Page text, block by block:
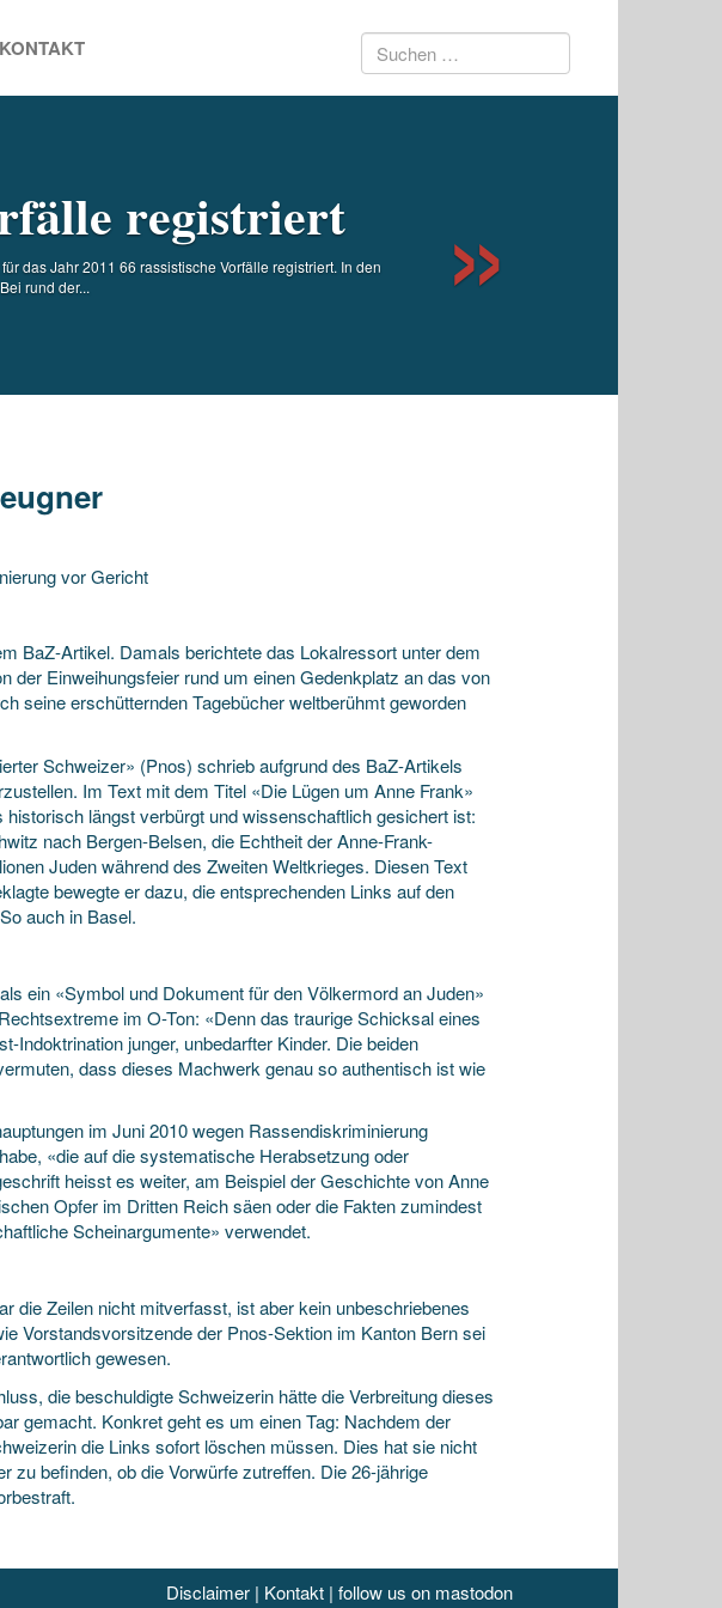
KONTAKT Suchen
registriert
das Jahr 2011 66 rassistische Vorfälle registriert. In den
rund der...
vor Gericht
BaZ-Artikel. Damals berichtete das Lokalressort unter dem
der Einweihungsfeier rund um einen Gedenkplatz an das von
seine erschütternden Tagebücher weltberühmt geworden
Schweizer» (Pnos) schrieb aufgrund des BaZ-Artikels
Im Text mit dem Titel «Die Lügen um Anne Frank»
längst verbürgt und wissenschaftlich gesichert ist:
nach Bergen-Belsen, die Echtheit der Anne-Frank-
Juden während des Zweiten Weltkrieges. Diesen Text
bewegte er dazu, die entsprechenden Links auf den
auch in Basel.
ein «Symbol und Dokument für den Völkermord an Juden»
im O-Ton: «Denn das traurige Schicksal eines
junger, unbedarfter Kinder. Die beiden
dass dieses Machwerk genau so authentisch ist wie
im Juni 2010 wegen Rassendiskriminierung
«die auf die systematische Herabsetzung oder
heisst es weiter, am Beispiel der Geschichte von Anne
Opfer im Dritten Reich säen oder die Fakten zumindest
Scheinargumente» verwendet.
die Zeilen nicht mitverfasst, ist aber kein unbeschriebenes
Vorstandsvorsitzende der Pnos-Sektion im Kanton Bern sei
gewesen.
die beschuldigte Schweizerin hätte die Verbreitung dieses
gemacht. Konkret geht es um einen Tag: Nachdem der
die Links sofort löschen müssen. Dies hat sie nicht
zu befinden, ob die Vorwürfe zutreffen. Die 26-jährige
Disclaimer| Kontakt| follow us on mastodon